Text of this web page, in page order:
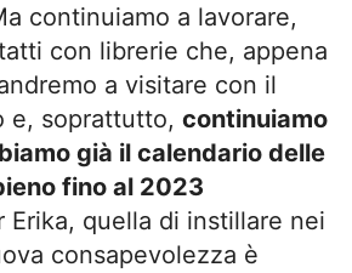
continuiamo a lavorare,
con librerie che, appena
a visitare con il
e, soprattutto, continuiamo
già il calendario delle
fino al 2023
Erika, quella di instillare nei
consapevolezza è